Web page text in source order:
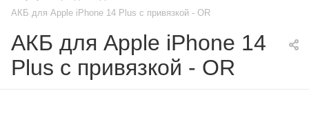
АКБ для Apple iPhone 14 Plus с привязкой - OR
АКБ для Apple iPhone 14
Plus с привязкой - OR